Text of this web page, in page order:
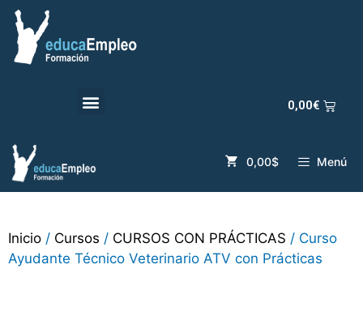
0,00€
0,00$ Menú
Inicio / Cursos / CURSOS CON PRÁCTICAS / Curso
Ayudante Técnico Veterinario ATV con Prácticas